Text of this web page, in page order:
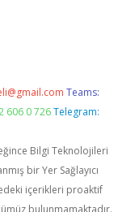
Teams:
606 0 726 Telegram:
Bilgi Teknolojileri
bir Yer Sağlayıcı
içerikleri proaktif
bulunmamaktadır.